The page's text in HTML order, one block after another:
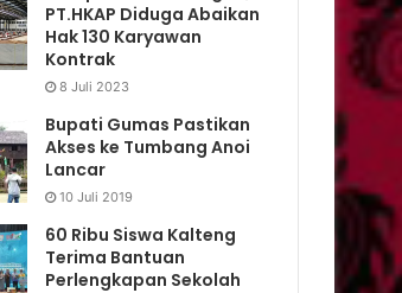
PT.HKAP Diduga Abaikan
Hak 130 Karyawan
Kontrak
8 Juli 2023
Bupati Gumas Pastikan
Akses ke Tumbang Anoi
Lancar
10 Juli 2019
60 Ribu Siswa Kalteng
Terima Bantuan
Perlengkapan Sekolah